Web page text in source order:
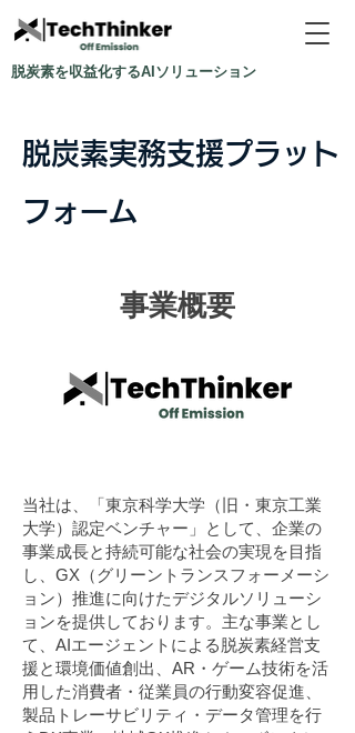
脱炭素を収益化するAIソリューション
脱炭素実務支援プラット
フォーム
事業概要
当社は、「東京科学大学（旧・東京工業
大学）認定ベンチャー」として、企業の
事業成長と持続可能な社会の実現を目指
し、GX（グリーントランスフォーメーシ
ョン）推進に向けたデジタルソリューシ
ョンを提供しております。主な事業とし
て、AIエージェントによる脱炭素経営支
援と環境価値創出、AR・ゲーム技術を活
用した消費者・従業員の行動変容促進、
製品トレーサビリティ・データ管理を行